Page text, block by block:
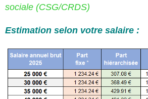
sociale (CSG/CRDS)
Estimation selon votre salaire :